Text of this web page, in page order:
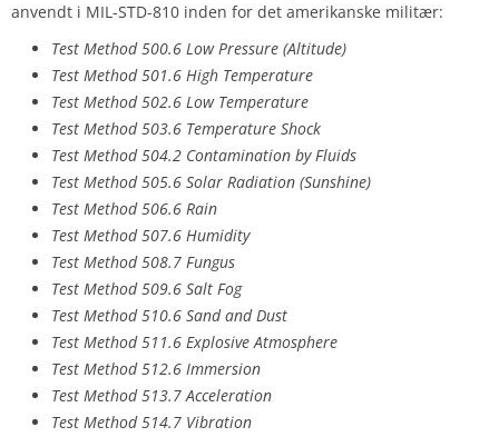
anvendt i MIL-STD-810 inden for det amerikanske militær:
Test Method 500.6 Low Pressure (Altitude)
Test Method 501.6 High Temperature
Test Method 502.6 Low Temperature
Test Method 503.6 Temperature Shock
Test Method 504.2 Contamination by Fluids
Test Method 505.6 Solar Radiation (Sunshine)
Test Method 506.6 Rain
Test Method 507.6 Humidity
Test Method 508.7 Fungus
Test Method 509.6 Salt Fog
Test Method 510.6 Sand and Dust
Test Method 511.6 Explosive Atmosphere
Test Method 512.6 Immersion
Test Method 513.7 Acceleration
Test Method 514.7 Vibration